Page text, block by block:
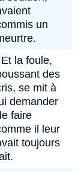
un
Et la foule,
des
se mit à
demander
faire
il leur
toujours